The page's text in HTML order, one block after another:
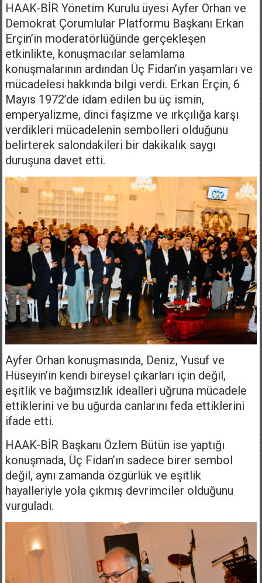
HAAK-BİR Yönetim Kurulu üyesi Ayfer Orhan ve
Demokrat Çorumlular Platformu Başkanı Erkan
Erçin’in moderatörlüğünde gerçekleşen
etkinlikte, konuşmacılar selamlama
konuşmalarının ardından Üç Fidan’ın yaşamları ve
mücadelesi hakkında bilgi verdi. Erkan Erçin, 6
Mayıs 1972’de idam edilen bu üç ismin,
emperyalizme, dinci faşizme ve ırkçılığa karşı
verdikleri mücadelenin sembolleri olduğunu
belirterek salondakileri bir dakikalık saygı
duruşuna davet etti.
Ayfer Orhan konuşmasında, Deniz, Yusuf ve
Hüseyin’in kendi bireysel çıkarları için değil,
eşitlik ve bağımsızlık idealleri uğruna mücadele
ettiklerini ve bu uğurda canlarını feda ettiklerini
ifade etti.
HAAK-BİR Başkanı Özlem Bütün ise yaptığı
konuşmada, Üç Fidan’ın sadece birer sembol
değil, aynı zamanda özgürlük ve eşitlik
hayalleriyle yola çıkmış devrimciler olduğunu
vurguladı.